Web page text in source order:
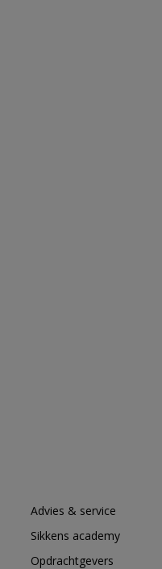
Advies & service
Sikkens academy
Opdrachtgevers